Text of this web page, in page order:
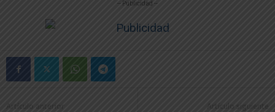
-- Publicidad --
Artículo anterior Artículo siguiente